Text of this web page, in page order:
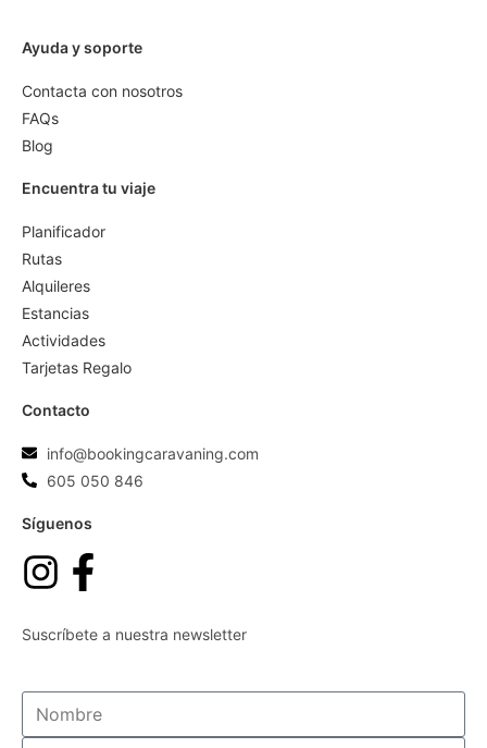
Ayuda y soporte
Contacta con nosotros
FAQs
Blog
Encuentra tu viaje
Planificador
Rutas
Alquileres
Estancias
Actividades
Tarjetas Regalo
Contacto
info@bookingcaravaning.com
605 050 846
Síguenos
Suscríbete a nuestra newsletter